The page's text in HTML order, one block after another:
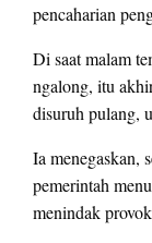
pencaharian
Di saat malam
ngalong, itu
disuruh pulang,
Ia menegaskan,
pemerintah
menindak